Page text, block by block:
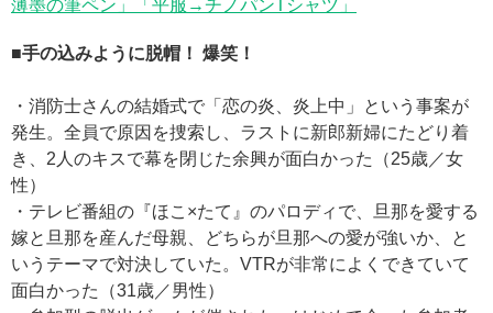
薄墨の筆ペン」「平服→チノパンTシャツ」
■手の込みように脱帽！ 爆笑！
・消防士さんの結婚式で「恋の炎、炎上中」という事案が
発生。全員で原因を捜索し、ラストに新郎新婦にたどり着
き、2人のキスで幕を閉じた余興が面白かった（25歳／女
性）
・テレビ番組の『ほこ×たて』のパロディで、旦那を愛する
嫁と旦那を産んだ母親、どちらが旦那への愛が強いか、と
いうテーマで対決していた。VTRが非常によくできていて
面白かった（31歳／男性）